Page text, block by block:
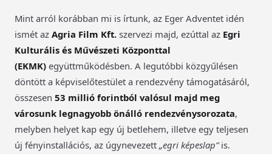
Mint arról korábban mi is írtunk, az Eger Adventet idén
ismét az Agria Film Kft. szervezi majd, ezúttal az Egri
Kulturális és Művészeti Központtal
(EKMK) együttműködésben. A legutóbbi közgyűlésen
döntött a képviselőtestület a rendezvény támogatásáról,
összesen 53 millió forintból valósul majd meg
városunk legnagyobb önálló rendezvénysorozata,
melyben helyet kap egy új betlehem, illetve egy teljesen
új fényinstallációs, az úgynevezett „egri képeslap”is.